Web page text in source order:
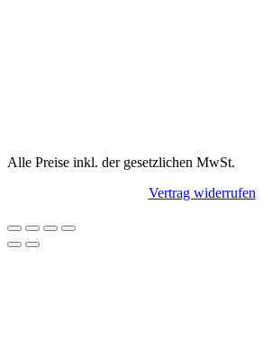
Alle Preise inkl. der gesetzlichen MwSt.
Vertrag widerrufen